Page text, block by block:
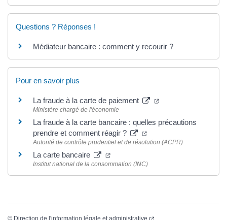
Questions ? Réponses !
Médiateur bancaire : comment y recourir ?
Pour en savoir plus
La fraude à la carte de paiement (ouverture dans un
Ministère chargé de l'économie
La fraude à la carte bancaire : quelles précautions
prendre et comment réagir ?
(ouverture dans un
Autorité de contrôle prudentiel et de résolution (ACPR)
La carte bancaire (ouverture dans un nouvel onglet)
Institut national de la consommation (INC)
© Direction de l'information légale et administrative (ouverture dans un